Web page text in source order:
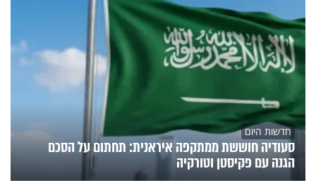
חדשות היום
סעודיה חוששת ממתקפה איראנית: תחתום על הסכם
הגנה עם פקיסטן וטורקיה